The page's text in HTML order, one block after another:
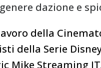
dazione e
della
della Serie
Mike Streaming